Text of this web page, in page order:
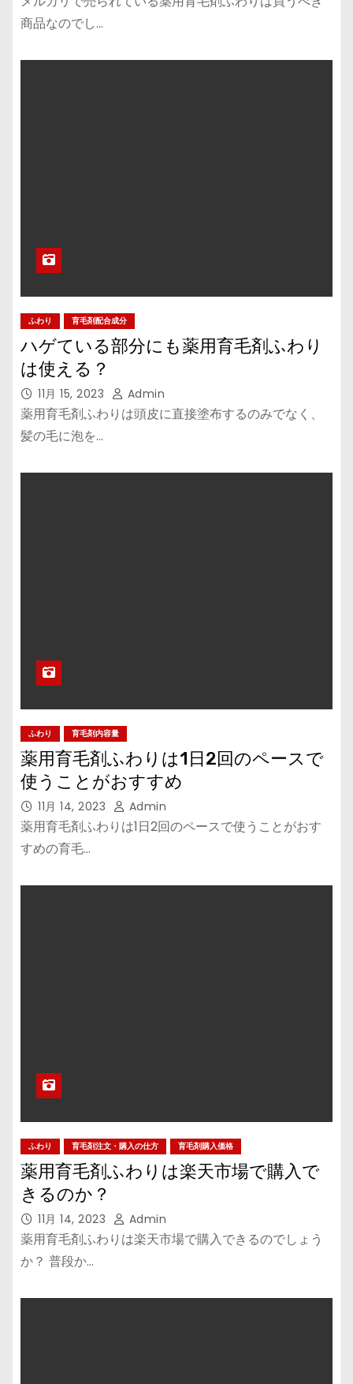
商品なのでし…
ふわり 育毛剤配合成分
ハゲている部分にも薬用育毛剤ふわり
は使える？
11月 15, 2023 Admin
薬用育毛剤ふわりは頭皮に直接塗布するのみでなく、
髪の毛に泡を…
ふわり 育毛剤内容量
薬用育毛剤ふわりは1日2回のペースで
使うことがおすすめ
11月 14, 2023 Admin
薬用育毛剤ふわりは1日2回のペースで使うことがおす
すめの育毛…
ふわり 育毛剤注文・購入の仕方 育毛剤購入価格
薬用育毛剤ふわりは楽天市場で購入で
きるのか？
11月 14, 2023 Admin
薬用育毛剤ふわりは楽天市場で購入できるのでしょう
か？ 普段か…